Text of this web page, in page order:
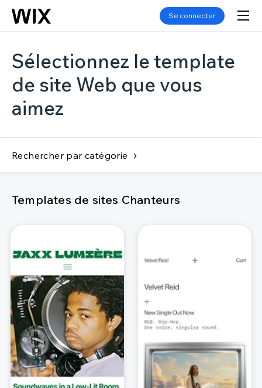
Se connecter
Sélectionnez le template
de site Web que vous
aimez
Rechercher par catégorie
Templates de sites Chanteurs